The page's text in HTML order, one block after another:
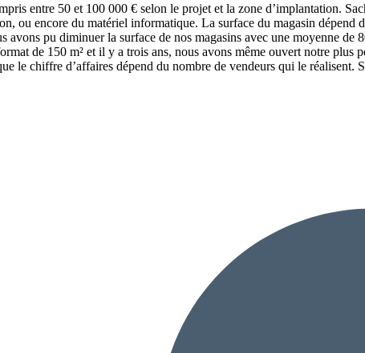
entre 50 et 100 000 € selon le projet et la zone d’implantation.
ou encore du matériel informatique. La surface du magasin
pu diminuer la surface de nos magasins avec une moyenne de
de 150 m² et il y a trois ans, nous avons même ouvert notre plus
le chiffre d’affaires dépend du nombre de vendeurs qui le